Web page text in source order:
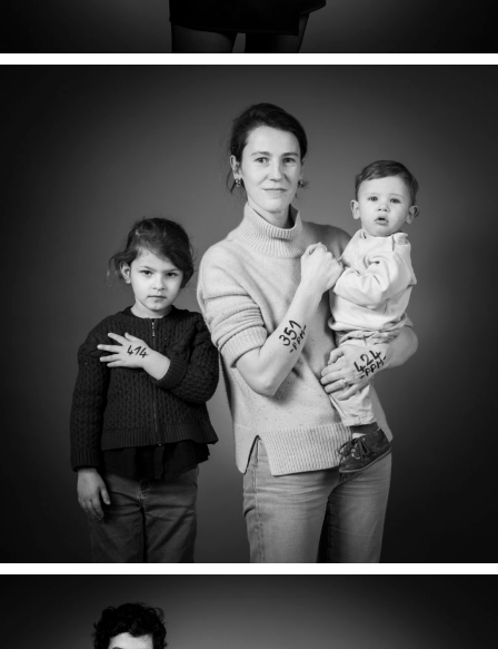
ANNE-CLAIRE & NINA
ANNE, ANDREA & ISHAAN